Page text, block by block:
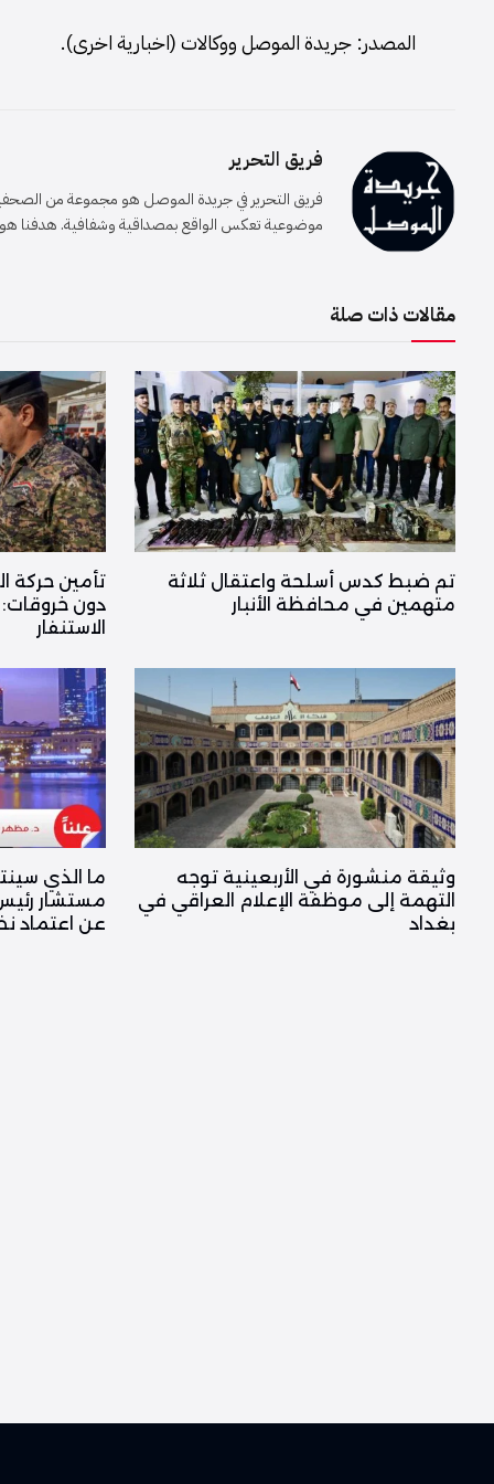
المصدر: جريدة الموصل ووكالات (اخبارية اخرى).
فريق التحرير
فريق التحرير في جريدة الموصل هو مجموعة من
موضوعية تعكس الواقع بمصداقية وشفافية. هدفنا هو
مقالات ذات صلة
تم ضبط كدس أسلحة واعتقال ثلاثة
متهمين في محافظة الأنبار
تأمين حركة
دون خروقات:
الاستنفار
وثيقة منشورة في الأربعينية توجه
التهمة إلى موظفة الإعلام العراقي في
بغداد
ما الذي
مستشار
عن اعتماد نظام